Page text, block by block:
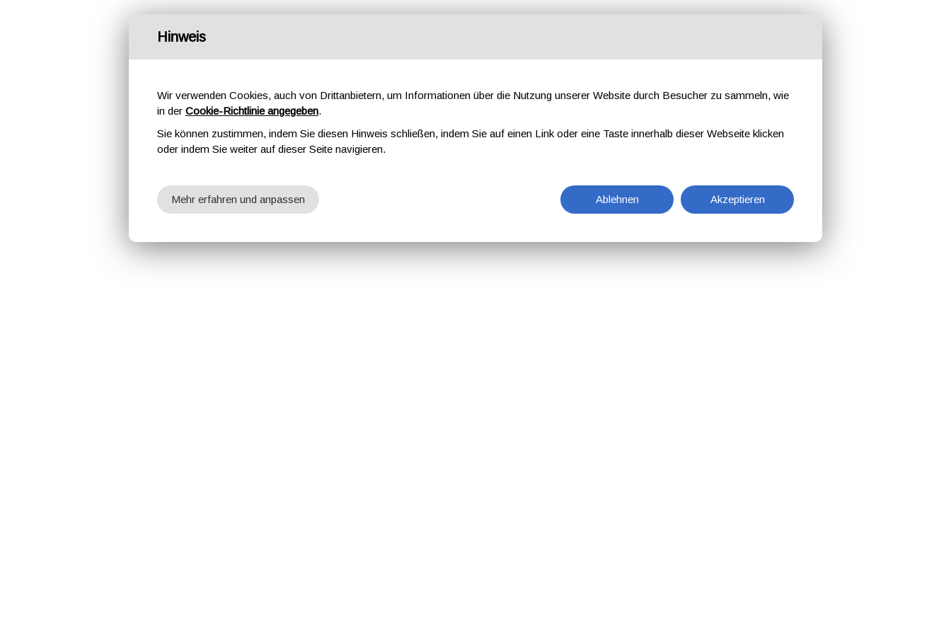
Hinweis
Wir verwenden Cookies, auch von Drittanbietern, um Informationen über die Nutzung unserer Website durch Besucher zu sammeln, wie
in der Cookie-Richtlinie angegeben.
Sie können zustimmen, indem Sie diesen Hinweis schließen, indem Sie auf einen Link oder eine Taste innerhalb dieser Webseite klicken
oder indem Sie weiter auf dieser Seite navigieren.
Ablehnen Akzeptieren
Mehr erfahren und anpassen